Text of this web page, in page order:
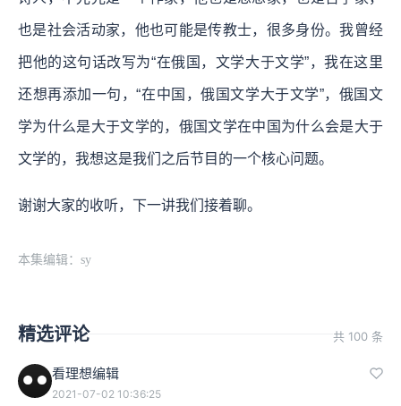
也是社会活动家，他也可能是传教士，很多身份。我曾经
把他的这句话改写为“在俄国，文学大于文学”，我在这里
还想再添加一句，“在中国，俄国文学大于文学”，俄国文
学为什么是大于文学的，俄国文学在中国为什么会是大于
文学的，我想这是我们之后节目的一个核心问题。
谢谢大家的收听，下一讲我们接着聊。
本集编辑：sy
精选评论 共 100 条
看理想编辑
2021-07-02 10:36:25